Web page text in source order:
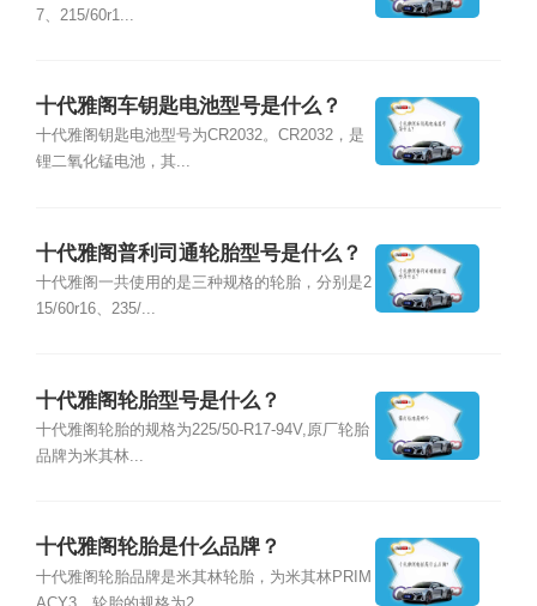
7、215/60r1...
十代雅阁车钥匙电池型号是什么？
十代雅阁钥匙电池型号为CR2032。CR2032，是
锂二氧化锰电池，其...
十代雅阁普利司通轮胎型号是什么？
十代雅阁一共使用的是三种规格的轮胎，分别是2
15/60r16、235/...
十代雅阁轮胎型号是什么？
十代雅阁轮胎的规格为225/50-R17-94V,原厂轮胎
品牌为米其林...
十代雅阁轮胎是什么品牌？
十代雅阁轮胎品牌是米其林轮胎，为米其林PRIM